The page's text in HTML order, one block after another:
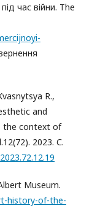
час війни. The
R.,
and
the context of
2023. С.
Museum.
history-of-the-